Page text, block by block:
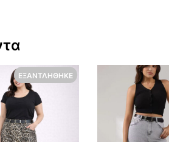
ΕΞΑΝΤΛΉΘΗΚΕ